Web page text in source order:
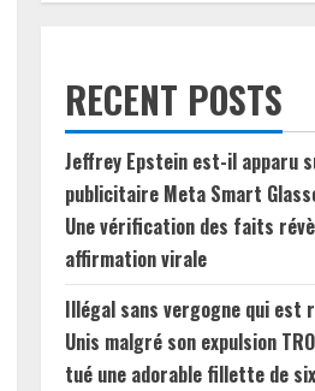
RECENT POSTS
Jeffrey Epstein est-il apparu
publicitaire Meta Smart
Une vérification des faits
affirmation virale
Illégal sans vergogne qui est
Unis malgré son expulsion
tué une adorable fillette de